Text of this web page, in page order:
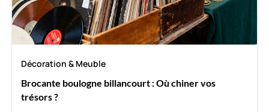
Décoration & Meuble
Brocante boulogne billancourt : Où chiner vos
trésors ?